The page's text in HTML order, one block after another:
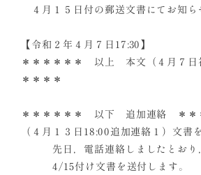
４月１５日付の郵送文書にてお知ら
【令和２年４月７日17:30】
＊＊＊＊＊＊ 以上 本文（４月７
＊＊＊＊
＊＊＊＊＊＊ 以下 追加連絡 ＊＊
（４月１３日18:00追加連絡１）文書
先日，電話連絡しましたとおり
4/15付け文書を送付します。